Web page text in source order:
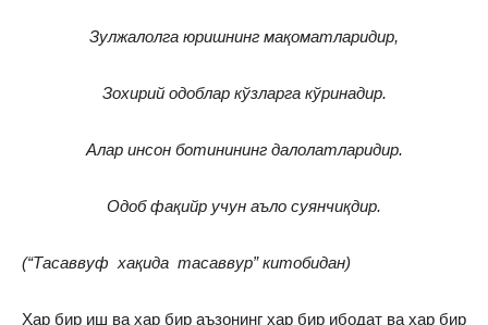
Зулжалолга юришнинг мақоматларидир,
Зохирий одоблар кўзларга кўринадир.
Алар инсон ботинининг далолатларидир.
Одоб фақийр учун аъло суянчиқдир.
(“Тасаввуф хақида тасаввур” китобидан)
Ҳар бир иш ва хар бир аъзонинг ҳар бир ибодат ва ҳар бир